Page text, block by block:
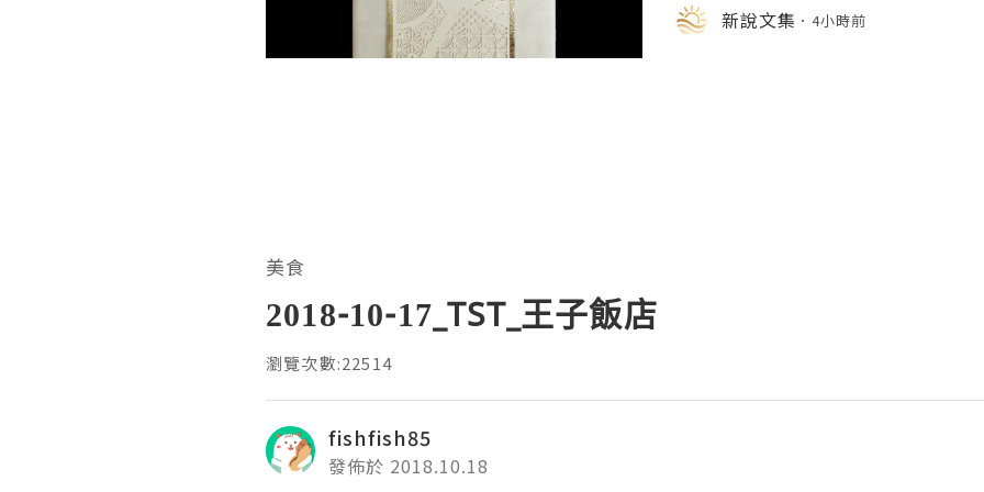
（星期三）在香港餐廳「鮨政 Black」
晚宴
新說文集 4小時前
美食
2018-10-17_TST_王子飯店
瀏覽次數:22514
fishfish85
發佈於 2018.10.18